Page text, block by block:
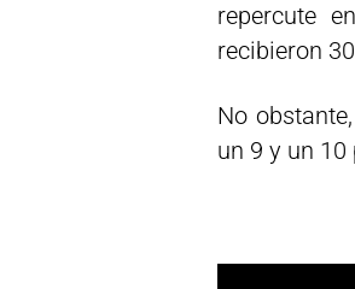
repercute
recibieron
No
un 9 y un